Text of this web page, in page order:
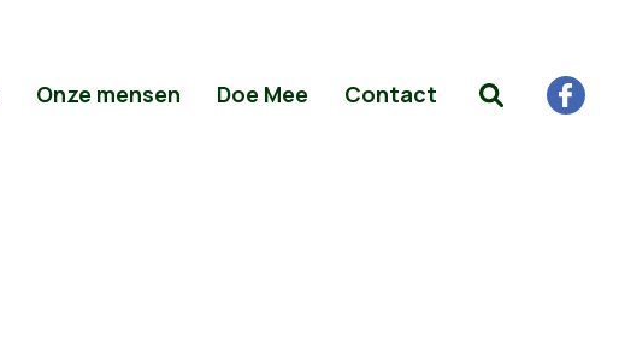
Onze mensen Doe Mee Contact